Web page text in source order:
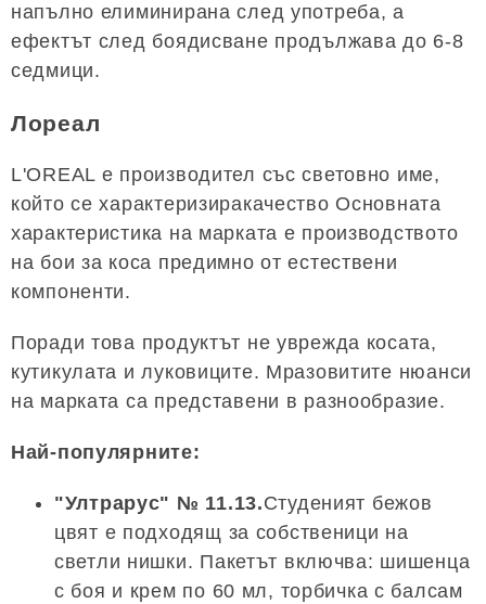
напълно елиминирана след употреба, а
ефектът след боядисване продължава до 6-8
седмици.
Лореал
L'OREAL е производител със световно име,
който се характеризиракачество Основната
характеристика на марката е производството
на бои за коса предимно от естествени
компоненти.
Поради това продуктът не уврежда косата,
кутикулата и луковиците. Мразовитите нюанси
на марката са представени в разнообразие.
Най-популярните:
"Ултрарус" № 11.13.Студеният бежов
цвят е подходящ за собственици на
светли нишки. Пакетът включва: шишенца
с боя и крем по 60 мл, торбичка с балсам